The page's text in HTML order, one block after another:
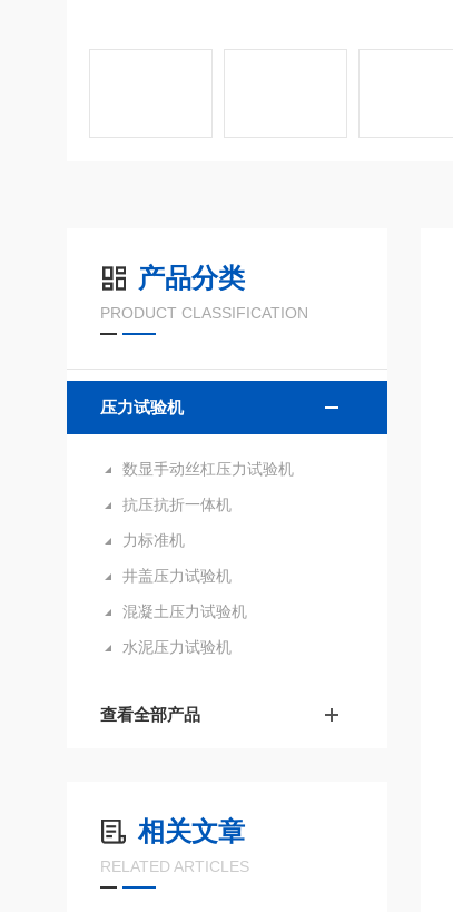
产品分类
PRODUCT CLASSIFICATION
压力试验机
数显手动丝杠压力试验机
抗压抗折一体机
力标准机
井盖压力试验机
混凝土压力试验机
水泥压力试验机
查看全部产品
相关文章
RELATED ARTICLES